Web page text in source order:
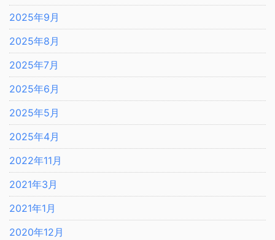
2025年9月
2025年8月
2025年7月
2025年6月
2025年5月
2025年4月
2022年11月
2021年3月
2021年1月
2020年12月